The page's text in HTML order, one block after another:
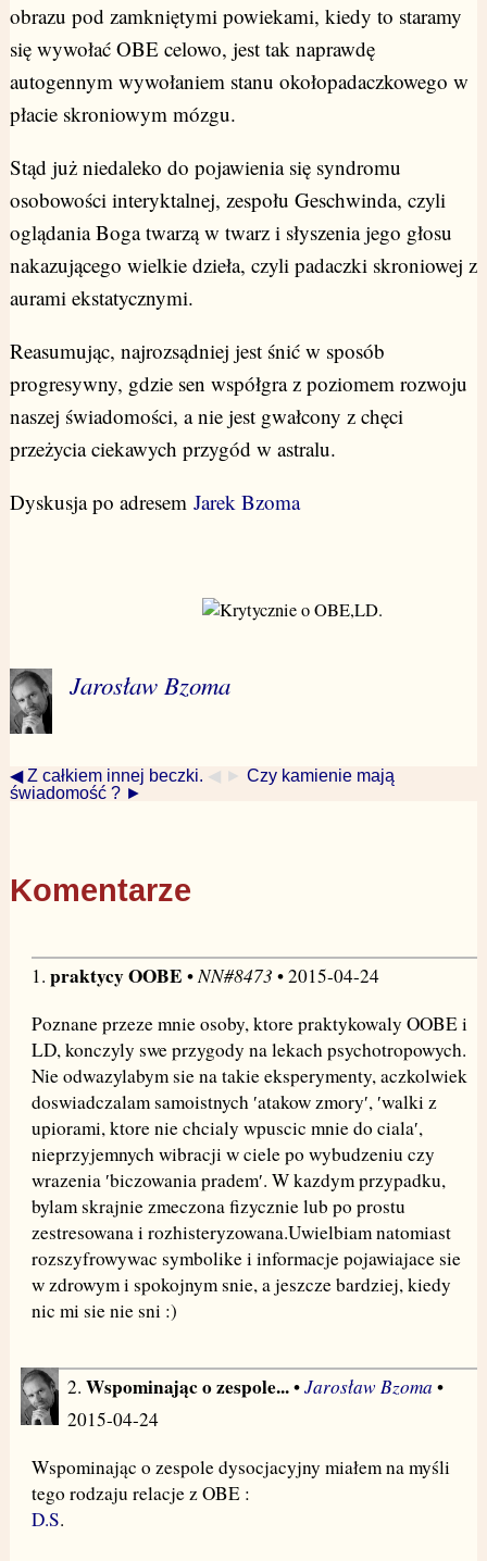
obrazu pod zamkniętymi powiekami, kiedy to staramy
się wywołać OBE celowo, jest tak naprawdę
autogennym wywołaniem stanu okołopadaczkowego w
płacie skroniowym mózgu.
Stąd już niedaleko do pojawienia się syndromu
osobowości interyktalnej, zespołu Geschwinda, czyli
oglądania Boga twarzą w twarz i słyszenia jego głosu
nakazującego wielkie dzieła, czyli padaczki skroniowej z
aurami ekstatycznymi.
Reasumując, najrozsądniej jest śnić w sposób
progresywny, gdzie sen współgra z poziomem rozwoju
naszej świadomości, a nie jest gwałcony z chęci
przeżycia ciekawych przygód w astralu.
Dyskusja po adresem Jarek Bzoma
Jarosław Bzoma
◀ Z całkiem innej beczki. ◀ ► Czy kamienie mają
świadomość ? ►
Komentarze
1. praktycy OOBE •NN#8473 • 2015-04-24
Poznane przeze mnie osoby, ktore praktykowaly OOBE i
LD, konczyly swe przygody na lekach psychotropowych.
Nie odwazylabym sie na takie eksperymenty, aczkolwiek
doswiadczalam samoistnych ′atakow zmory′, ′walki z
upiorami, ktore nie chcialy wpuscic mnie do ciala′,
nieprzyjemnych wibracji w ciele po wybudzeniu czy
wrazenia ′biczowania pradem′. W kazdym przypadku,
bylam skrajnie zmeczona fizycznie lub po prostu
zestresowana i rozhisteryzowana.Uwielbiam natomiast
rozszyfrowywac symbolike i informacje pojawiajace sie
w zdrowym i spokojnym snie, a jeszcze bardziej, kiedy
nic mi sie nie sni :)
2. Wspominając o zespole...•Jarosław Bzoma •
2015-04-24
Wspominając o zespole dysocjacyjny miałem na myśli
tego rodzaju relacje z OBE :
D.S.